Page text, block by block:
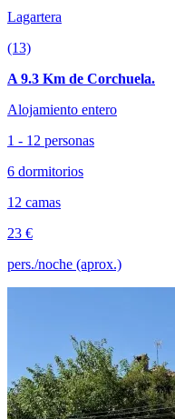
Lagartera
(13)
A 9.3 Km de Corchuela.
Alojamiento entero
1 - 12 personas
6 dormitorios
12 camas
23 €
pers./noche (aprox.)